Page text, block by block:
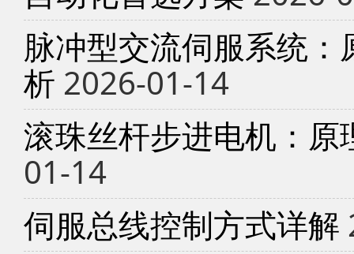
脉冲型交流伺服系统
析 2026-01-14
滚珠丝杆步进电机：
01-14
伺服总线控制方式详解